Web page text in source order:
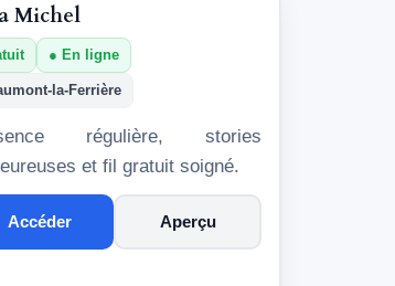
Michel
En ligne
la-Ferrière
régulière, stories
et fil gratuit soigné.
Accéder Aperçu